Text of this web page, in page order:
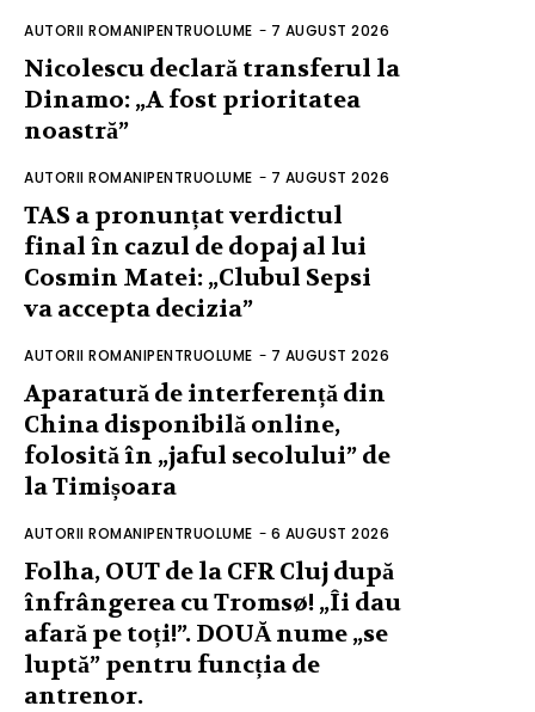
AUTORII ROMANIPENTRUOLUME - 7 AUGUST 2026
Nicolescu declară transferul la
Dinamo: „A fost prioritatea
noastră”
AUTORII ROMANIPENTRUOLUME - 7 AUGUST 2026
TAS a pronunțat verdictul
final în cazul de dopaj al lui
Cosmin Matei: „Clubul Sepsi
va accepta decizia”
AUTORII ROMANIPENTRUOLUME - 7 AUGUST 2026
Aparatură de interferență din
China disponibilă online,
folosită în „jaful secolului” de
la Timișoara
AUTORII ROMANIPENTRUOLUME - 6 AUGUST 2026
Folha, OUT de la CFR Cluj după
înfrângerea cu Tromsø! „Îi dau
afară pe toți!”. DOUĂ nume „se
luptă” pentru funcția de
antrenor.